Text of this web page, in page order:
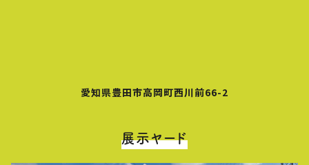
愛知県豊田市高岡町西川前66-2
展示ヤード